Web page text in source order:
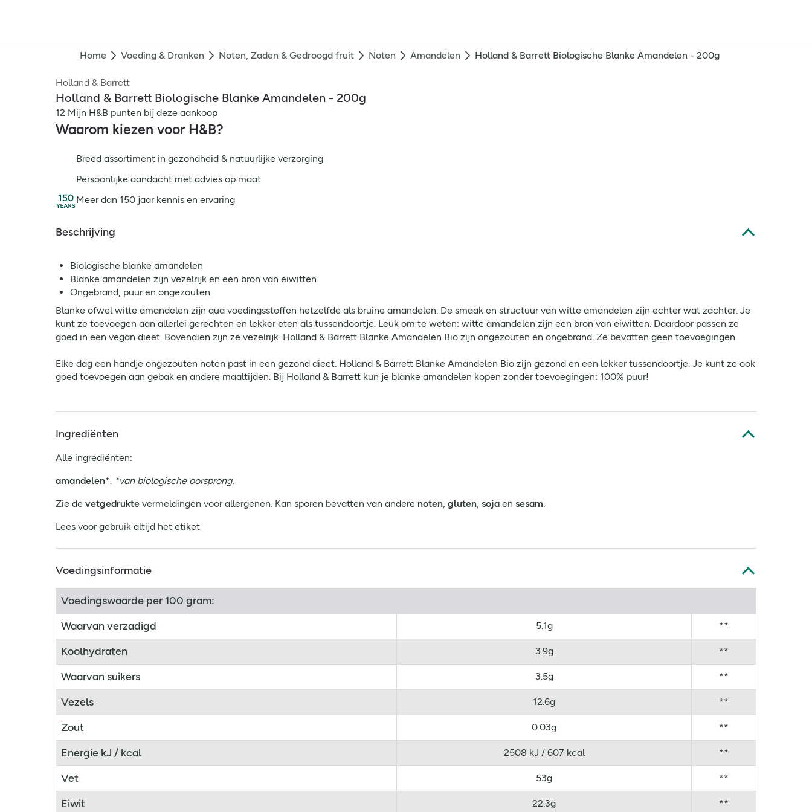
Home Voeding & Dranken Noten, Zaden & Gedroogd fruit Noten Amandelen Holland & Barrett Biologische Blanke Amandelen - 200g
Holland & Barrett
Holland & Barrett Biologische Blanke Amandelen - 200g
12 Mijn H&B punten bij deze aankoop
Waarom kiezen voor H&B?
Breed assortiment in gezondheid & natuurlijke verzorging
Persoonlijke aandacht met advies op maat
Meer dan 150 jaar kennis en ervaring
Beschrijving
Biologische blanke amandelen
Blanke amandelen zijn vezelrijk en een bron van eiwitten
Ongebrand, puur en ongezouten
Blanke ofwel witte amandelen zijn qua voedingsstoffen hetzelfde als bruine amandelen. De smaak en structuur van witte amandelen zijn echter wat zachter. Je
kunt ze toevoegen aan allerlei gerechten en lekker eten als tussendoortje. Leuk om te weten: witte amandelen zijn een bron van eiwitten. Daardoor passen ze
goed in een vegan dieet. Bovendien zijn ze vezelrijk. Holland & Barrett Blanke Amandelen Bio zijn ongezouten en ongebrand. Ze bevatten geen toevoegingen.
Elke dag een handje ongezouten noten past in een gezond dieet. Holland & Barrett Blanke Amandelen Bio zijn gezond en een lekker tussendoortje. Je kunt ze ook
goed toevoegen aan gebak en andere maaltijden. Bij Holland & Barrett kun je blanke amandelen kopen zonder toevoegingen: 100% puur!
Ingrediënten
Alle ingrediënten:
amandelen*. *van biologische oorsprong.
Zie de vetgedrukte vermeldingen voor allergenen. Kan sporen bevatten van andere noten, gluten, soja en sesam.
Lees voor gebruik altijd het etiket
Voedingsinformatie
Voedingswaarde per 100 gram:
Waarvan verzadigd
5.1g **
Koolhydraten 3.9g **
Waarvan suikers 3.5g **
Vezels 12.6g **
Zout 0.03g **
Energie kJ / kcal 2508 kJ / 607 kcal **
Vet 53g **
Eiwit 22.3g **